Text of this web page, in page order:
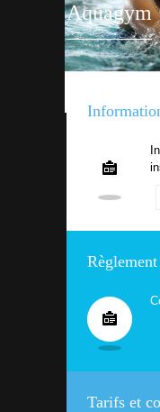
Aquagym
Tarifs et